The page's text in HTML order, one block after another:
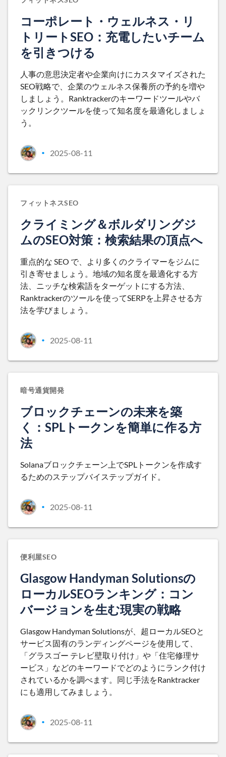
コーポレート・ウェルネス・リ
トリートSEO：充電したいチーム
を引きつける
人事の意思決定者や企業向けにカスタマイズされた
SEO戦略で、企業のウェルネス保養所の予約を増や
しましょう。Ranktrackerのキーワードツールやバ
ックリンクツールを使って知名度を最適化しましょ
う。
• 2025-08-11
フィットネスSEO
クライミング＆ボルダリングジ
ムのSEO対策：検索結果の頂点へ
重点的な SEO で、より多くのクライマーをジムに
引き寄せましょう。地域の知名度を最適化する方
法、ニッチな検索語をターゲットにする方法、
Ranktrackerのツールを使ってSERPを上昇させる方
法を学びましょう。
• 2025-08-11
暗号通貨開発
ブロックチェーンの未来を築
く：SPLトークンを簡単に作る方
法
Solanaブロックチェーン上でSPLトークンを作成す
るためのステップバイステップガイド。
• 2025-08-11
便利屋SEO
Glasgow Handyman Solutionsの
ローカルSEOランキング：コン
バージョンを生む現実の戦略
Glasgow Handyman Solutionsが、超ローカルSEOと
サービス固有のランディングページを使用して、
「グラスゴー テレビ壁取り付け」や「住宅修理サ
ービス」などのキーワードでどのようにランク付け
されているかを調べます。同じ手法をRanktracker
にも適用してみましょう。
• 2025-08-11